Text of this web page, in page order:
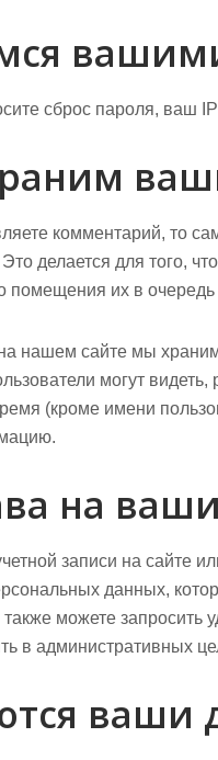
сброс пароля, ваш
комментарий, то
делается для того,
помещения их в
нашем сайте мы
могут видеть,
(кроме имени
на
записи на сайте
данных,
можете запросить
в административных
ваши